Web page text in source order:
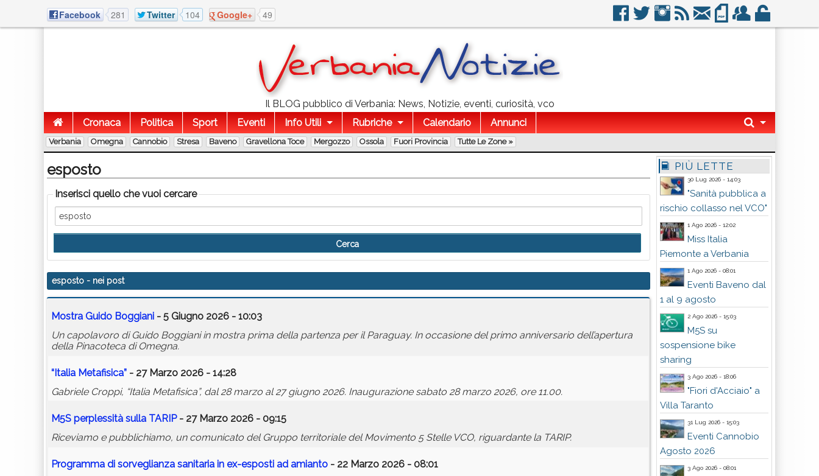
Facebook 281 Twitter 104 Google+ 49
Il BLOG pubblico di Verbania: News, Notizie, eventi, curiosità, vco
Cronaca
Politica Sport Eventi Info Utili Rubriche Calendario Annunci
Verbania Omegna Cannobio Stresa Baveno Gravellona Toce Mergozzo Ossola Fuori Provincia Tutte Le Zone »
esposto
Inserisci quello che vuoi cercare
esposto - nei post
Mostra Guido Boggiani - 5 Giugno 2026 - 10:03
Un capolavoro di Guido Boggiani in mostra prima della partenza per il Paraguay. In occasione del primo anniversario dell’apertura
della Pinacoteca di Omegna.
“Italia Metafisica” - 27 Marzo 2026 - 14:28
Gabriele Croppi, “Italia Metafisica”, dal 28 marzo al 27 giugno 2026. Inaugurazione sabato 28 marzo 2026, ore 11.00.
M5S perplessità sulla TARIP- 27 Marzo 2026 - 09:15
Riceviamo e pubblichiamo, un comunicato del Gruppo territoriale del Movimento 5 Stelle VCO, riguardante la TARIP.
Programma di sorveglianza sanitaria in ex-esposti ad amianto - 22 Marzo 2026 - 08:01
PIÙ LETTE
30 Lug 2026 - 14:03
"Sanità pubblica a
rischio collasso nel VCO"
1 Ago 2026 - 12:02
Miss Italia
Piemonte a Verbania
1 Ago 2026 - 08:01
Eventi Baveno dal
1 al 9 agosto
2 Ago 2026 - 15:03
M5S su
sospensione bike
sharing
3 Ago 2026 - 18:06
"Fiori d'Acciaio" a
Villa Taranto
31 Lug 2026 - 15:03
Eventi Cannobio
Agosto 2026
3 Ago 2026 - 08:01